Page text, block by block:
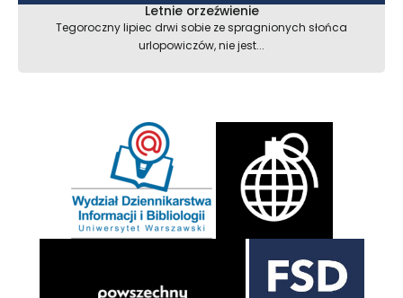
Letnie orzeźwienie
Tegoroczny lipiec drwi sobie ze spragnionych słońca
urlopowiczów, nie jest...